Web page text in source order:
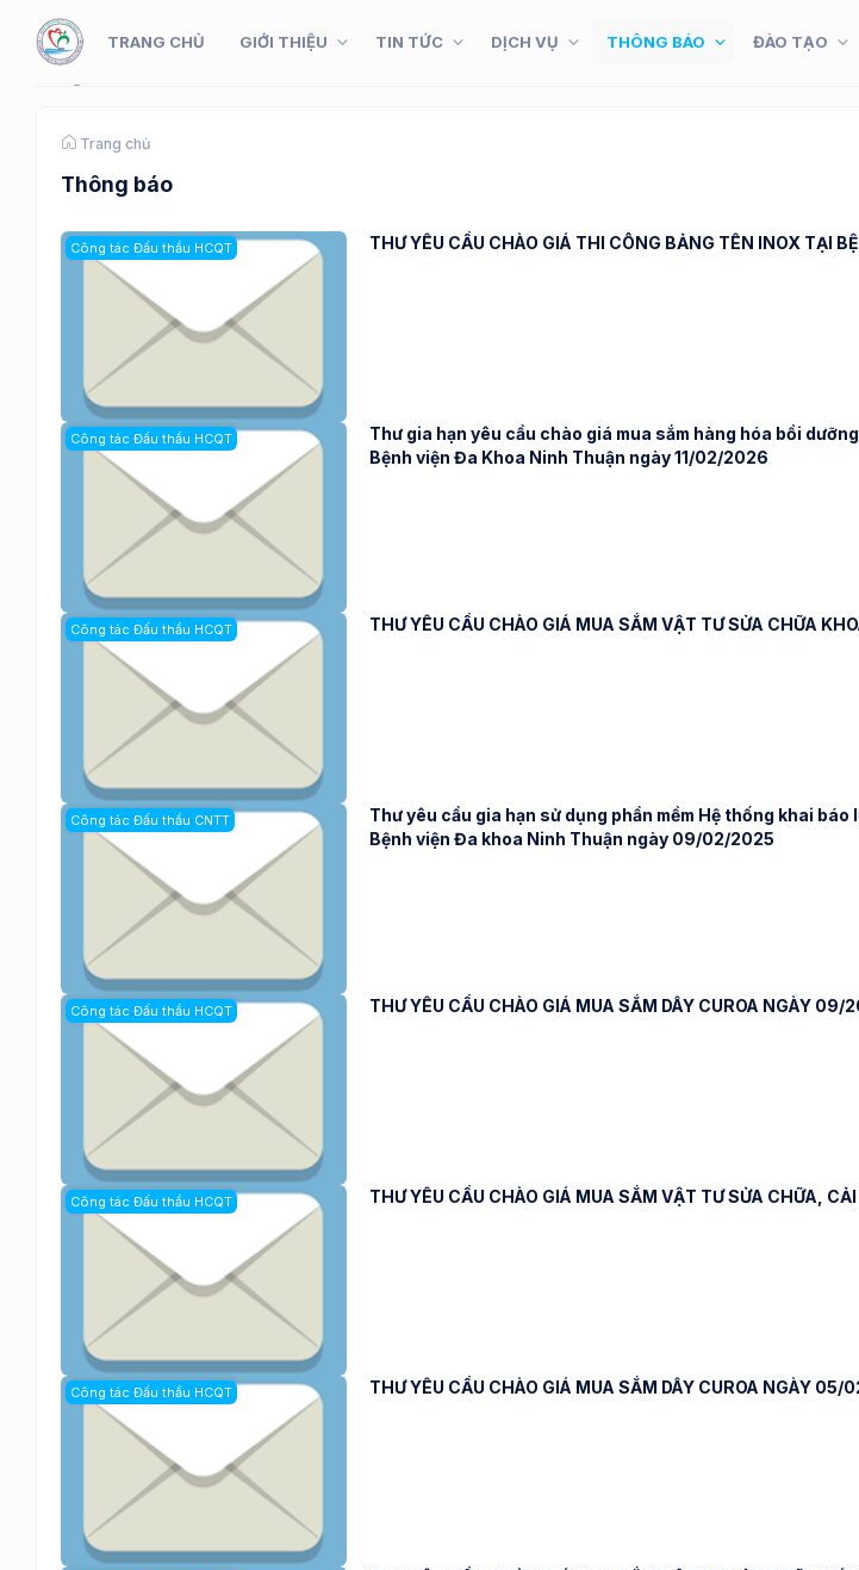
TRANG CHỦ GIỚI THIỆU TIN TỨC DỊCH VỤ THÔNG BÁO ĐÀO TẠO
Trang chủ
Thông báo
Công tác Đấu thầu HCQT THƯ YÊU CẦU CHÀO GIÁ THI CÔNG BẢNG TÊN INOX TẠI
Công tác Đấu thầu HCQT
Thư gia hạn yêu cầu chào giá mua sắm hàng hóa bồi
Bệnh viện Đa Khoa Ninh Thuận ngày 11/02/2026
Công tác Đấu thầu HCQT THƯ YÊU CẦU CHÀO GIÁ MUA SẮM VẬT TƯ SỬA CHỮA
Công tác Đấu thầu CNTT
Thư yêu cầu gia hạn sử dụng phần mềm Hệ thống khai
Bệnh viện Đa khoa Ninh Thuận ngày 09/02/2025
Công tác Đấu thầu HCQT THƯ YÊU CẦU CHÀO GIÁ MUA SẮM DÂY CUROA NGÀY
Công tác Đấu thầu HCQT THƯ YÊU CẦU CHÀO GIÁ MUA SẮM VẬT TƯ SỬA CHỮA,
Công tác Đấu thầu HCQT THƯ YÊU CẦU CHÀO GIÁ MUA SẮM DÂY CUROA NGÀY 05/